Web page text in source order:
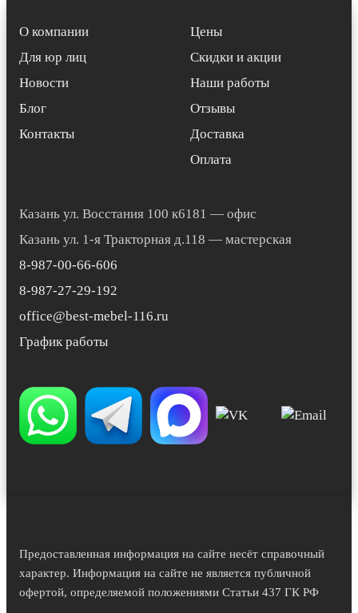
О компании
Для юр лиц
Новости
Блог
Контакты
Цены
Скидки и акции
Наши работы
Отзывы
Доставка
Оплата
Казань ул. Восстания 100 к6181 — офис
Казань ул. 1-я Тракторная д.118 — мастерская
8-987-00-66-606
8-987-27-29-192
office@best-mebel-116.ru
График работы
Предоставленная информация на сайте несёт справочный
характер. Информация на сайте не является публичной
офертой, определяемой положениями Статьи 437 ГК РФ